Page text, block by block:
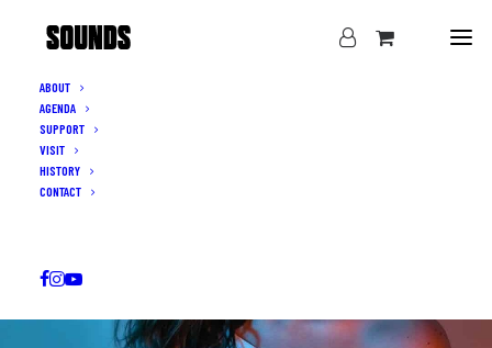
ABOUT
AGENDA
SUPPORT
VISIT
HISTORY
CONTACT